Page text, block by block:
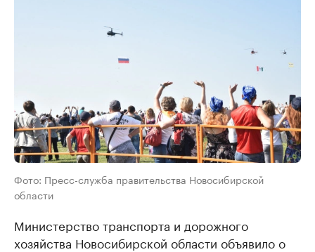
Фото: Пресс-служба правительства Новосибирской
области
Министерство транспорта и дорожного
хозяйства Новосибирской области объявило о